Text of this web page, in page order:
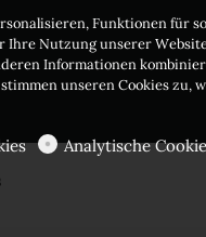
Funktionen für
Nutzung unserer
Informationen
unseren Cookies zu,
Analytische